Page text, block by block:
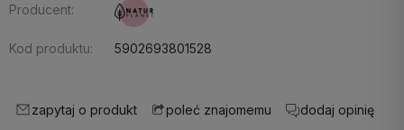
Producent:
Kod produktu: 5902693801528
zapytaj o produkt poleć znajomemu dodaj opinię